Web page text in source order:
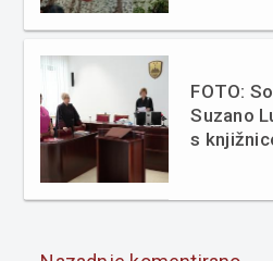
FOTO:
Suzano
s